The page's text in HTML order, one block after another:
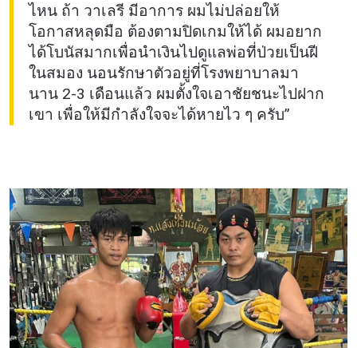
ไหน ถ้า วาเลรี มีอาการ ผมไม่ปล่อยให้
โอกาสหลุดมือ ต้องตามปิดเกมให้ได้ ผมอยาก
ได้โบนัสมากเพื่อนำเงินไปดูแลพ่อที่ป่วยเป็นฝี
ในสมอง นอนรักษาตัวอยู่ที่โรงพยาบาลมา
นาน 2-3 เดือนแล้ว ผมตั้งใจเอาชัยชนะไปฝาก
เขา เพื่อให้มีกำลังใจจะได้หายไว ๆ ครับ”